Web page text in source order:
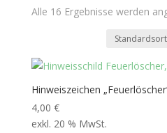
Alle 16 Ergebnisse werden
Hinweiszeichen
4,00 €
exkl. 20 % MwSt.